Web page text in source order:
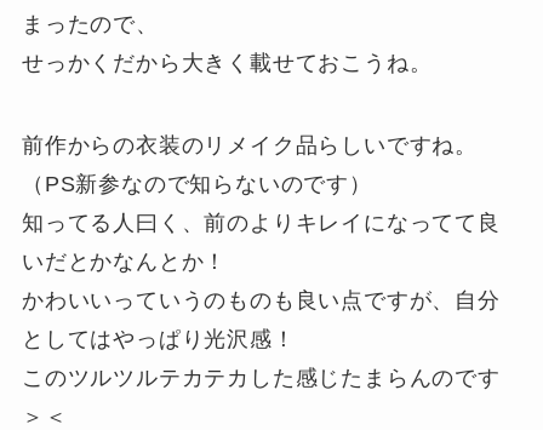
まったので、
せっかくだから大きく載せておこうね。
前作からの衣装のリメイク品らしいですね。
（PS新参なので知らないのです）
知ってる人曰く、前のよりキレイになってて良
いだとかなんとか！
かわいいっていうのものも良い点ですが、自分
としてはやっぱり光沢感！
このツルツルテカテカした感じたまらんのです
＞＜